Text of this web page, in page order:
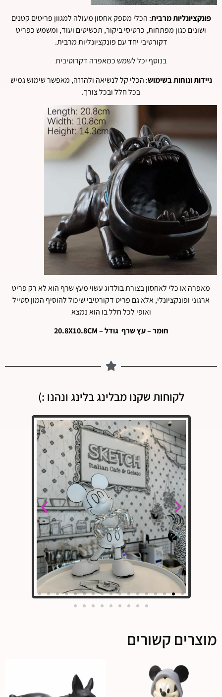
פונקציונליות מרבית: הכלי מספק אחסון מעולה למגוון פריטים קטנים
ושונים כגון מפתחות, כרטיסי ביקור, תכשיטים ועוד, ומשמש כפריט
דקורטיבי יחד עם פונקציונליות מרבית.
בנוסף יכל לשמש כמאפרה דקרוטיבית
ניידות ונוחות בשימוש: הכלי קל לנשיאה ולהזזה, מאפשר שימוש גמיש
בכל חלל ובכל צורך.
מאפרה או כלי לאחסון בצורת בולדוג עשוי מעץ שרף הוא לא רק פריט
ארגוני ופונקציונלי, אלא גם פריט דקורטיבי שיכול להוסיף המון סטייל
ואופי לכל חלל בו הוא נמצא
חומר – עץ שרף גודל –20.8X10.8CM
לקוחות שקנו מבלינג בלינג ונהנו :)
מוצרים קשורים